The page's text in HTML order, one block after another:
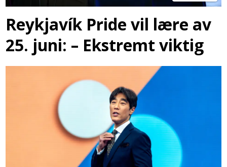
Reykjavík Pride vil lære av
25. juni: – Ekstremt viktig